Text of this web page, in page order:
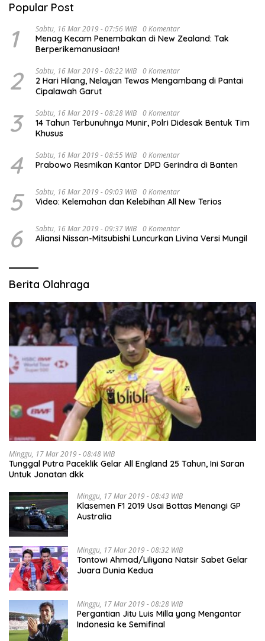
Popular Post
1 Sabtu, 16 Mar 2019 - 07:56 WIB 0 Komentar
Menag Kecam Penembakan di New Zealand: Tak
Berperikemanusiaan!
2 Sabtu, 16 Mar 2019 - 08:22 WIB 0 Komentar
2 Hari Hilang, Nelayan Tewas Mengambang di Pantai
Cipalawah Garut
3 Sabtu, 16 Mar 2019 - 08:28 WIB 0 Komentar
14 Tahun Terbunuhnya Munir, Polri Didesak Bentuk Tim
Khusus
4 Sabtu, 16 Mar 2019 - 08:55 WIB 0 Komentar
Prabowo Resmikan Kantor DPD Gerindra di Banten
5 Sabtu, 16 Mar 2019 - 09:03 WIB 0 Komentar
Video: Kelemahan dan Kelebihan All New Terios
6 Sabtu, 16 Mar 2019 - 09:37 WIB 0 Komentar
Aliansi Nissan-Mitsubishi Luncurkan Livina Versi Mungil
Berita Olahraga
Minggu, 17 Mar 2019 - 08:48 WIB
Tunggal Putra Paceklik Gelar All England 25 Tahun, Ini Saran
Untuk Jonatan dkk
Minggu, 17 Mar 2019 - 08:43 WIB
Klasemen F1 2019 Usai Bottas Menangi GP
Australia
Minggu, 17 Mar 2019 - 08:32 WIB
Tontowi Ahmad/Liliyana Natsir Sabet Gelar
Juara Dunia Kedua
Minggu, 17 Mar 2019 - 08:28 WIB
Pergantian Jitu Luis Milla yang Mengantar
Indonesia ke Semifinal